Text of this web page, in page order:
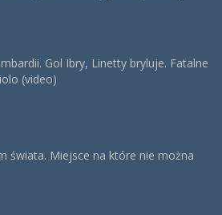
Gol Ibry, Linetty bryluje. Fatalne
(video)
świata. Miejsce na które nie można